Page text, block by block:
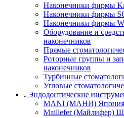
Наконечники фирмы
Наконечники фирмы
Наконечники фирмы
Оборудование и
наконечников
Прямые
Роторные группы и
наконечников
Турбинные
Угловые
Эндодонтические
MANI (МАНИ) Япония
Maillefer (Майлифер)